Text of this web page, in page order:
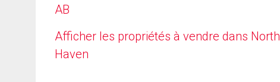
AB
Afficher les propriétés à vendre dans North
Haven